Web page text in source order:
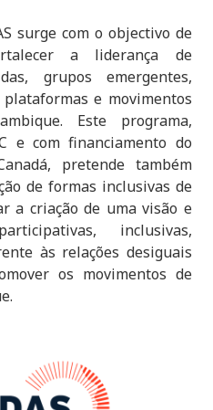
surge com o objectivo de
a liderança de
grupos emergentes,
e movimentos
Este programa,
e com financiamento do
pretende também
de formas inclusivas de
a criação de uma visão e
inclusivas,
às relações desiguais
os movimentos de